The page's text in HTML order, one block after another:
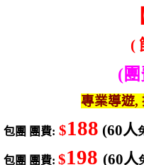
(
(
專業導遊,
包團 團費: $188 (60人
包團 團費: $198 (60人